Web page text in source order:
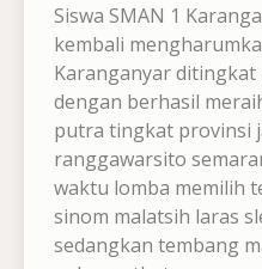
Siswa SMAN 1
kembali
Karanganyar
dengan berhasil
putra tingkat provinsi
ranggawarsito
waktu lomba memilih
sinom malatsih laras
sedangkan tembang